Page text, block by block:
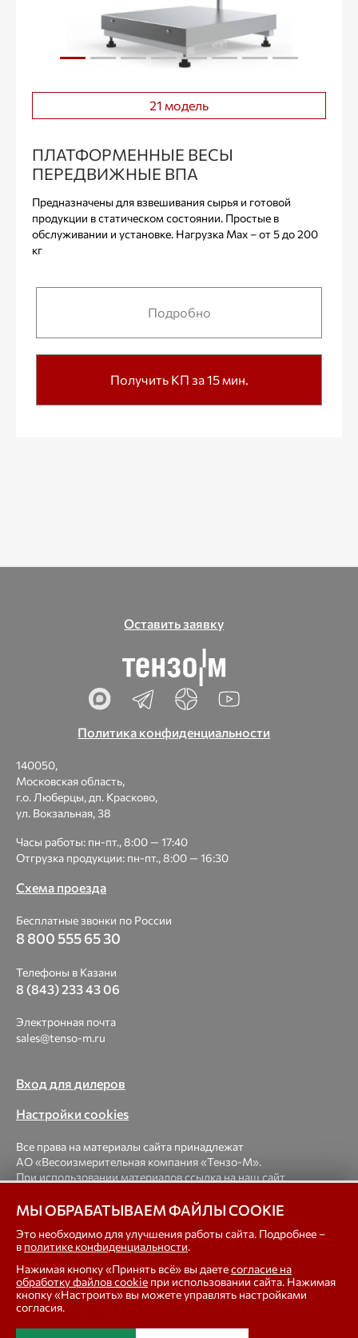
21 модель
ПЛАТФОРМЕННЫЕ ВЕСЫ
ПЕРЕДВИЖНЫЕ ВПА
Предназначены для взвешивания сырья и готовой
продукции в статическом состоянии. Простые в
обслуживании и установке. Нагрузка Max – от 5 до 200
кг
Подробно
Получить КП за 15 мин.
Оставить заявку
Политика конфиденциальности
140050,
Московская область,
г.о. Люберцы, дп. Красково,
ул. Вокзальная, 38
Часы работы: пн-пт., 8:00 — 17:40
Отгрузка продукции: пн-пт., 8:00 — 16:30
Схема проезда
Бесплатные звонки по России
8 800 555 65 30
Телефоны в Казани
8 (843) 233 43 06
Электронная почта
sales@tenso-m.ru
Вход для дилеров
Настройки cookies
Все права на материалы сайта принадлежат
АО «Весоизмерительная компания «Тензо-М».
При использовании материалов ссылка на наш сайт
© 1998-2026 Весоизмерительная компания «Тензо-М» —
платформенные, крановые, вагонные, бункерные,
автомобильные весы, весовые дозаторы для фасовки,
тензодатчики
МЫ ОБРАБАТЫВАЕМ ФАЙЛЫ COOKIE
Это необходимо для улучшения работы сайта. Подробнее –
в политике конфиденциальности.
Нажимая кнопку «Принять всё» вы даетесогласие на
обработку файлов cookie при использовании сайта. Нажимая
кнопку «Настроить» вы можете управлять настройками
согласия.